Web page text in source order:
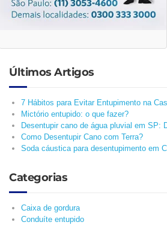
Últimos Artigos
7 Hábitos para Evitar Entupimento na
Mictório entupido: o que fazer?
Desentupir cano de água pluvial em SP:
Como Desentupir Cano com Terra?
Soda cáustica para desentupimento em
Categorias
Caixa de gordura
Conduíte entupido